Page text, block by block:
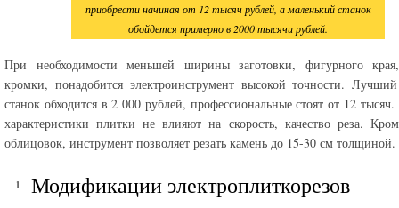
приобрести начиная от 12 тысяч рублей, а маленький станок
обойдется примерно в 2000 тысячи рублей.
При необходимости меньшей ширины заготовки, фигурного
кромки, понадобится электроинструмент высокой точности.
станок обходится в 2 000 рублей, профессиональные стоят от 12
характеристики плитки не влияют на скорость, качество реза.
облицовок, инструмент позволяет резать камень до 15-30 см толщиной.
Модификации электроплиткорезов